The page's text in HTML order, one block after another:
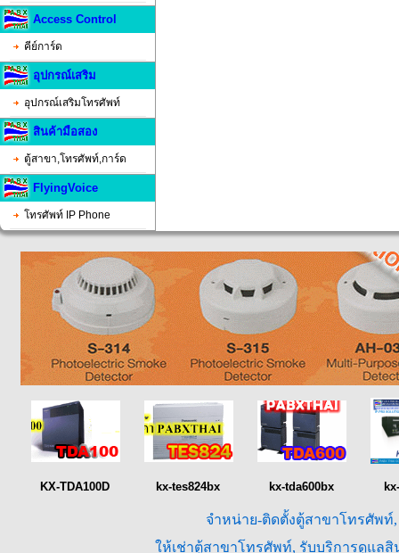
Access Control
คีย์การ์ด
อุปกรณ์เสริม
อุปกรณ์เสริมโทรศัพท์
สินค้ามือสอง
ตู้สาขา,โทรศัพท์,การ์ด
FlyingVoice
โทรศัพท์ IP Phone
KX-TDA100D kx-tes824bx kx-tda600bx
จำหน่าย-ติดตั้งตู้สาขาโทรศัพ
ให้เช่าตู้สาขาโทรศัพท์, รับบริการดูแล